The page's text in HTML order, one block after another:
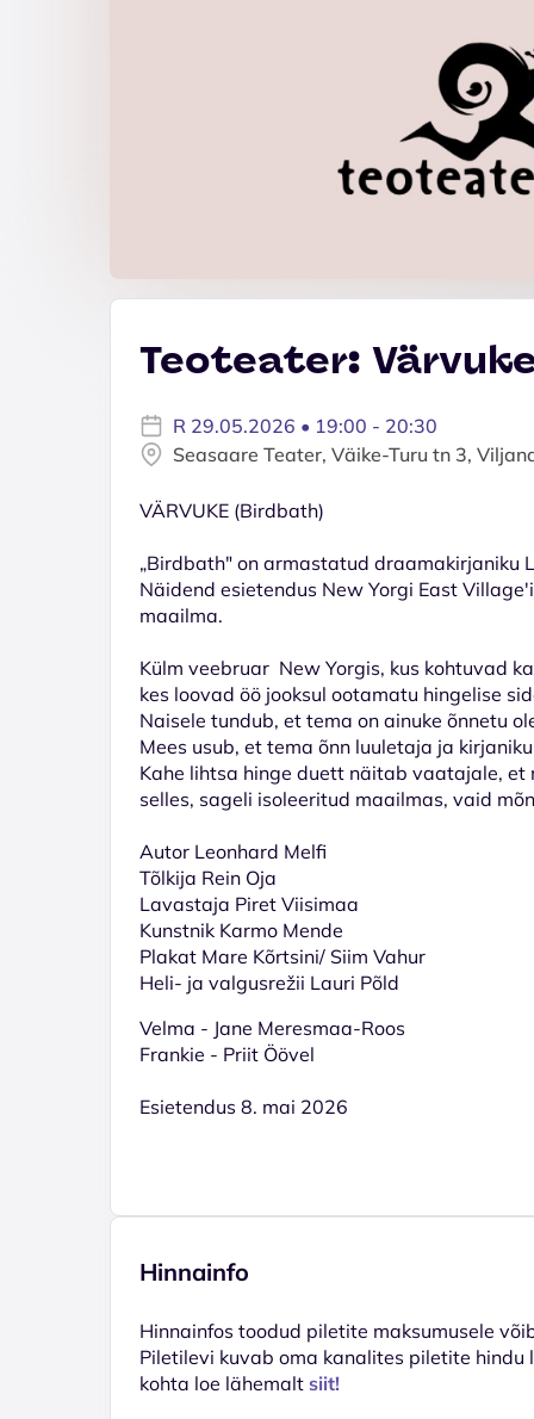
Teoteater:
R 29.05.2026 • 19:00 - 20:30
Seasaare Teater, Väike-Turu tn 3,
VÄRVUKE (Birdbath)
„Birdbath" on armastatud draamakirjaniku
Näidend esietendus New Yorgi East
maailma.
Külm veebruar New Yorgis, kus kohtuvad
kes loovad öö jooksul ootamatu hingelise
Naisele tundub, et tema on ainuke õnnetu
Mees usub, et tema õnn luuletaja ja
Kahe lihtsa hinge duett näitab vaatajale, et
selles, sageli isoleeritud maailmas, vaid
Autor Leonhard Melfi
Tõlkija Rein Oja
Lavastaja Piret Viisimaa
Kunstnik Karmo Mende
Plakat Mare Kõrtsini/ Siim Vahur
Heli- ja valgusrežii Lauri Põld
Velma - Jane Meresmaa-Roos
Frankie - Priit Öövel
Esietendus 8. mai 2026
Hinnainfo
Hinnainfos toodud piletite maksumusele
Piletilevi kuvab oma kanalites piletite hindu
kohta loe lähemalt siit!